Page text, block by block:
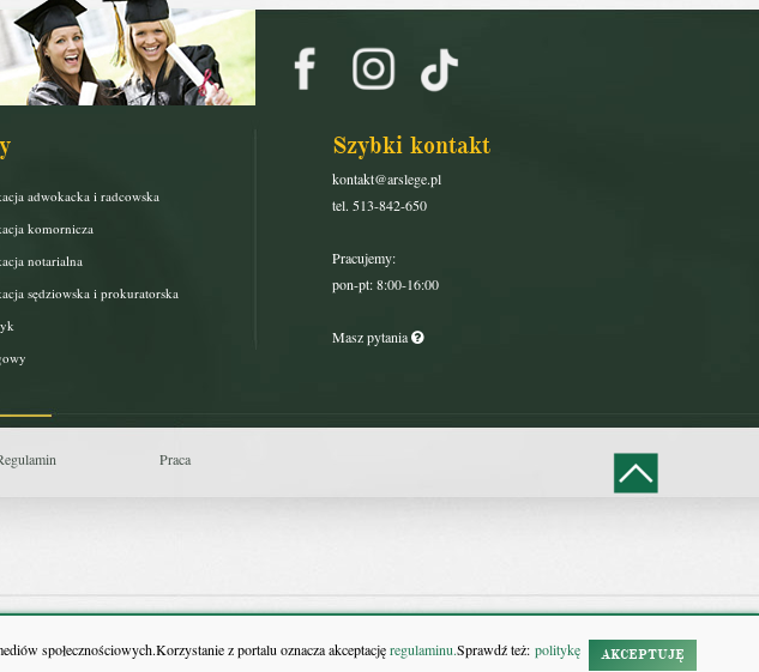
społecznościowych.Korzystanie z portalu oznacza akceptacjęregulaminu.Sprawdź też: politykę
AKCEPTUJĘ
adwokacka i radcowska
komornicza
notarialna
sędziowska i prokuratorska
Szybki kontakt
kontakt@arslege.pl
tel. 513-842-650
Pracujemy:
pon-pt: 8:00-16:00
Masz pytania
Praca